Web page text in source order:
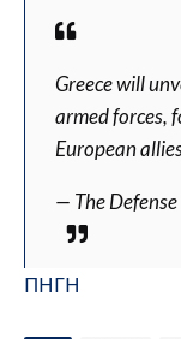
Greece will
armed forces,
European
— The
ΠΗΓΗ